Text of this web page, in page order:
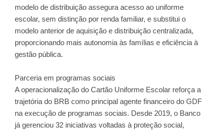
modelo de distribuição assegura acesso ao uniforme
escolar, sem distinção por renda familiar, e substitui o
modelo anterior de aquisição e distribuição centralizada,
proporcionando mais autonomia às famílias e eficiência à
gestão pública.
Parceria em programas sociais
A operacionalização do Cartão Uniforme Escolar reforça a
trajetória do BRB como principal agente financeiro do GDF
na execução de programas sociais. Desde 2019, o Banco
já gerenciou 32 iniciativas voltadas à proteção social,